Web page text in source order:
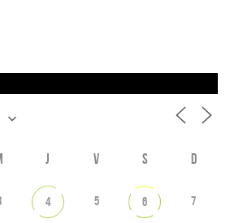
J V S D
4 5 6 7